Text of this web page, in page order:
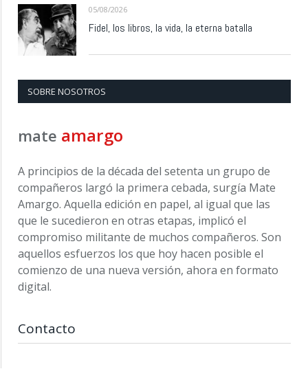
05/08/2026
Fidel, los libros, la vida, la eterna batalla
SOBRE NOSOTROS
mate amargo
A principios de la década del setenta un grupo de
compañeros largó la primera cebada, surgía Mate
Amargo. Aquella edición en papel, al igual que las
que le sucedieron en otras etapas, implicó el
compromiso militante de muchos compañeros. Son
aquellos esfuerzos los que hoy hacen posible el
comienzo de una nueva versión, ahora en formato
digital.
Contacto